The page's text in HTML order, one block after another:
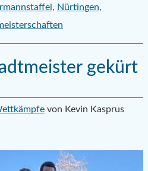
, Nürtingen,
gekürt
von Kevin Kasprus